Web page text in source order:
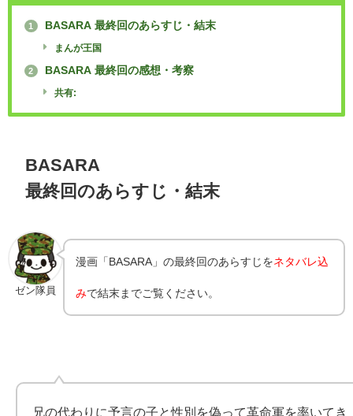
1 BASARA 最終回のあらすじ・結末
まんが王国
2 BASARA 最終回の感想・考察
共有:
BASARA
最終回のあらすじ・結末
ゼン隊員
漫画「BASARA」の最終回のあらすじをネタバレ込
みで結末までご覧ください。
兄の代わりに予言の子と性別を偽って革命軍を率いてき